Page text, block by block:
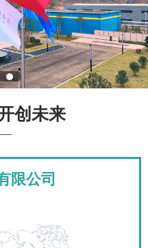
创未来
限公司